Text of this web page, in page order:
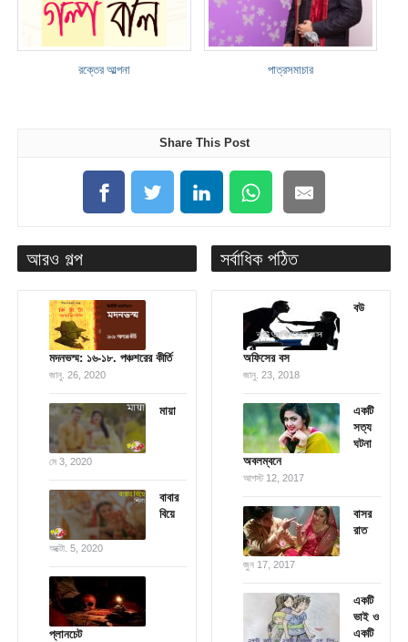
রক্তের আল্পনা পাত্রসমাচার
Share This Post
আরও গল্প
মদনভস্ম: ১৬-১৮. পঞ্চশরের কীর্তি
জানু. 26, 2020
মায়া
মে 3, 2020
বাবার
বিয়ে
অক্টো. 5, 2020
প্লানচেট
সর্বাধিক পঠিত
বউ
অফিসের বস
জানু. 23, 2018
একটি
সত্য
ঘটনা
অবলম্বনে
আগস্ট 12, 2017
বাসর
রাত
জুন 17, 2017
একটি
ভাই ও
একটি